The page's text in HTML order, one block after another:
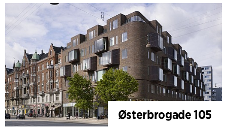
Østerbrogade 105